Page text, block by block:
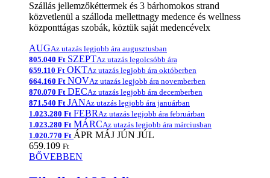
Szállás jellemzőkéttermek és 3 bárhomokos strand
közvetlenül a szálloda mellettnagy medence és wellness
központtágas szobák, köztük saját medencévelx
AUGAz utazás legjobb ára augusztusban
805.040 Ft SZEPTAz utazás legolcsóbb ára
659.110 Ft OKTAz utazás legjobb ára októberben
664.160 Ft NOVAz utazás legjobb ára novemberben
870.070 Ft DECAz utazás legjobb ára decemberben
871.540 Ft JANAz utazás legjobb ára januárban
1.023.280 Ft FEBRAz utazás legjobb ára februárban
1.023.280 Ft MÁRCAz utazás legjobb ára márciusban
1.020.770 Ft ÁPR MÁJ JÚN JÚL
659.109 Ft
BŐVEBBEN